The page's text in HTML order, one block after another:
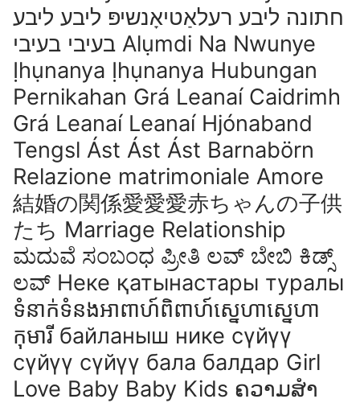
חתונה ליבע רעלאַטיאָנשיפּ ליבע ליבע
בעיבי בעיבי Alụmdi Na Nwunye
Ịhụnanya Ịhụnanya Hubungan
Pernikahan Grá Leanaí Caidrimh
Grá Leanaí Leanaí Hjónaband
Tengsl Ást Ást Ást Barnabörn
Relazione matrimoniale Amore
結婚の関係愛愛愛赤ちゃんの子供
たち Marriage Relationship
ಮದುವೆ ಸಂಬಂಧ ಪ್ರೀತಿ ಲವ್ ಬೇಬಿ ಕಿಡ್ಸ್
ಲವ್ Неке қатынастары туралы
ទំនាក់ទំនងអាពាហ៍ពិពាហ៍ស្នេហាស្នេហា
កុមារី байланыш нике сүйүү
сүйүү сүйүү бала балдар Girl
Love Baby Baby Kids ຄວາມສໍາ